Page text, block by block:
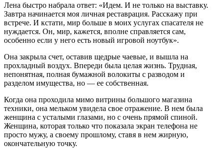
Лена быстро набрала ответ: «Идем. И не только на выставку.
Завтра начинается моя личная реставрация. Расскажу при
встрече. И кстати, мир больше в моих услугах спасателя не
нуждается. Он, мир, кажется, вполне справляется сам,
особенно если у него есть новый игровой ноутбук».
Она закрыла счет, оставив щедрые чаевые, и вышла на
прохладный воздух. Впереди была целая жизнь. Трудная,
непонятная, полная бумажной волокиты с разводом и
разделом имущества, но — ее собственная.
Когда она проходила мимо витрины большого магазина
техники, она мельком увидела свое отражение. В нем была
женщина с усталыми глазами, но с очень прямой спиной.
Женщина, которая только что показала экран телефона не
просто мужу, а своему прошлому, ставя в нем жирную,
окончательную точку.